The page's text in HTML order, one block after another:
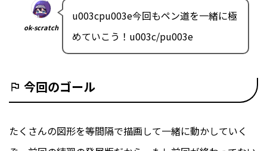
ok-scratch
u003cpu003e今回もペン道を一緒に極
めていこう！u003c/pu003e
今回のゴール
たくさんの図形を等間隔で描画して一緒に動かしていく